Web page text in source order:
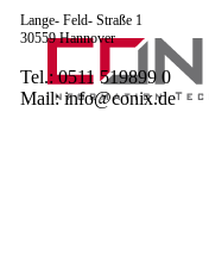
Lange- Feld- Straße 1
30559 Hannover
Tel.: 0511 519899 0
Mail: info@conix.de